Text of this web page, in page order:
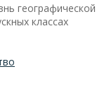
географической
классах